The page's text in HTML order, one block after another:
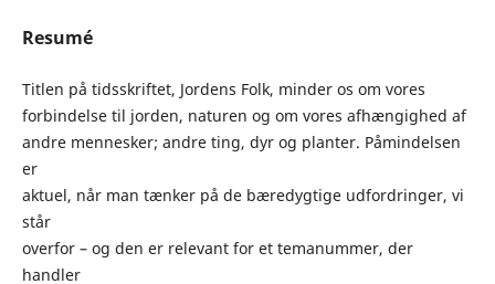
Resumé
Titlen på tidsskriftet, Jordens Folk, minder os om vores
forbindelse til jorden, naturen og om vores afhængighed af
andre mennesker; andre ting, dyr og planter. Påmindelsen
er
aktuel, når man tænker på de bæredygtige udfordringer, vi
står
overfor – og den er relevant for et temanummer, der
handler